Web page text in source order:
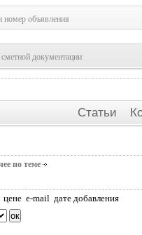
номер объявления
документации
Статьи
по теме
цене e-mail дате добавления